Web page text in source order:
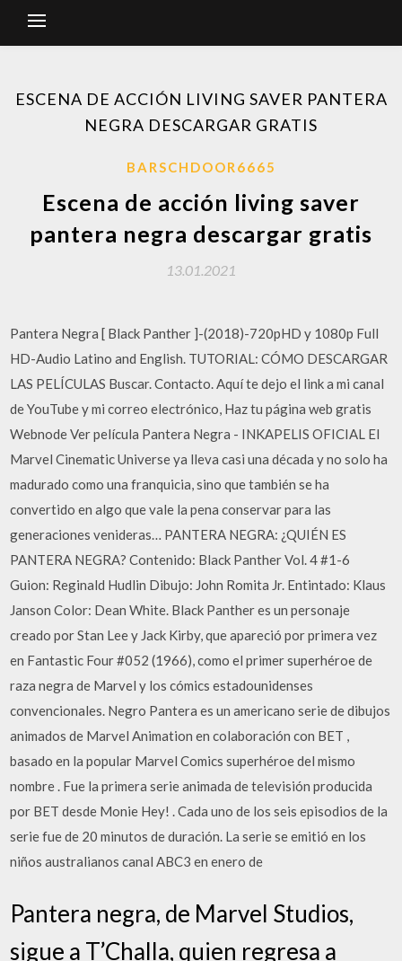
ESCENA DE ACCIÓN LIVING SAVER PANTERA
NEGRA DESCARGAR GRATIS
BARSCHDOOR6665
Escena de acción living saver
pantera negra descargar gratis
13.01.2021
Pantera Negra [ Black Panther ]-(2018)-720pHD y 1080p Full
HD-Audio Latino and English. TUTORIAL: CÓMO DESCARGAR
LAS PELÍCULAS Buscar. Contacto. Aquí te dejo el link a mi canal
de YouTube y mi correo electrónico, Haz tu página web gratis
Webnode Ver película Pantera Negra - INKAPELIS OFICIAL El
Marvel Cinematic Universe ya lleva casi una década y no solo ha
madurado como una franquicia, sino que también se ha
convertido en algo que vale la pena conservar para las
generaciones venideras… PANTERA NEGRA: ¿QUIÉN ES
PANTERA NEGRA? Contenido: Black Panther Vol. 4 #1-6
Guion: Reginald Hudlin Dibujo: John Romita Jr. Entintado: Klaus
Janson Color: Dean White. Black Panther es un personaje
creado por Stan Lee y Jack Kirby, que apareció por primera vez
en Fantastic Four #052 (1966), como el primer superhéroe de
raza negra de Marvel y los cómics estadounidenses
convencionales. Negro Pantera es un americano serie de dibujos
animados de Marvel Animation en colaboración con BET ,
basado en la popular Marvel Comics superhéroe del mismo
nombre . Fue la primera serie animada de televisión producida
por BET desde Monie Hey! . Cada uno de los seis episodios de la
serie fue de 20 minutos de duración. La serie se emitió en los
niños australianos canal ABC3 en enero de
Pantera negra, de Marvel Studios,
sigue a T’Challa, quien regresa a